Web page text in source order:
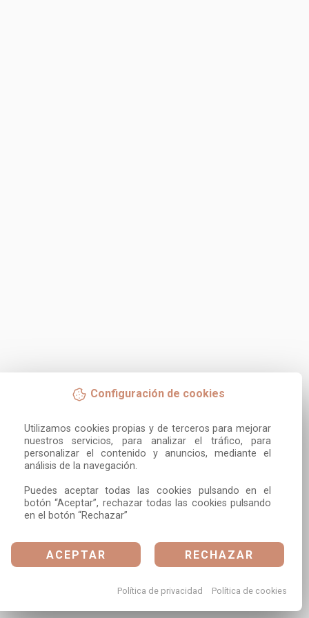
Configuración de cookies
Utilizamos cookies propias y de terceros para mejorar
nuestros servicios, para analizar el tráfico, para
personalizar el contenido y anuncios, mediante el
análisis de la navegación.
Puedes aceptar todas las cookies pulsando en el
botón “Aceptar”, rechazar todas las cookies pulsando
en el botón “Rechazar”
ACEPTAR RECHAZAR
Política de privacidad Política de cookies